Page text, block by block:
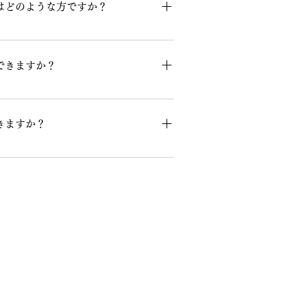
のような方ですか？
望する方を対象としています。
きますか？
ンで実施いたします。
ますか？
ーズを踏まえて、最適な企業の求人を